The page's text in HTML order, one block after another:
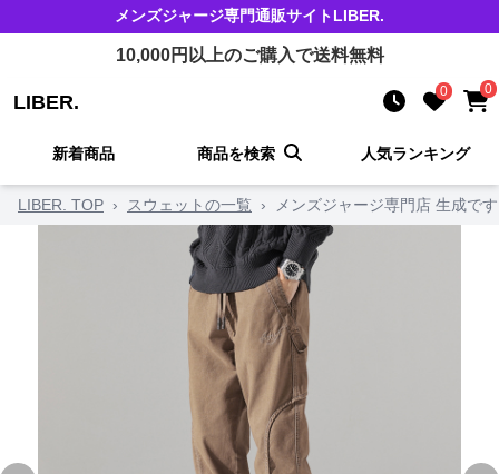
メンズジャージ専門通販サイトLIBER.
10,000円以上のご購入で送料無料
LIBER. 0 0
新着商品 商品を検索 人気ランキング
LIBER. TOP › スウェットの一覧 › メンズジャージ専門店 生成です